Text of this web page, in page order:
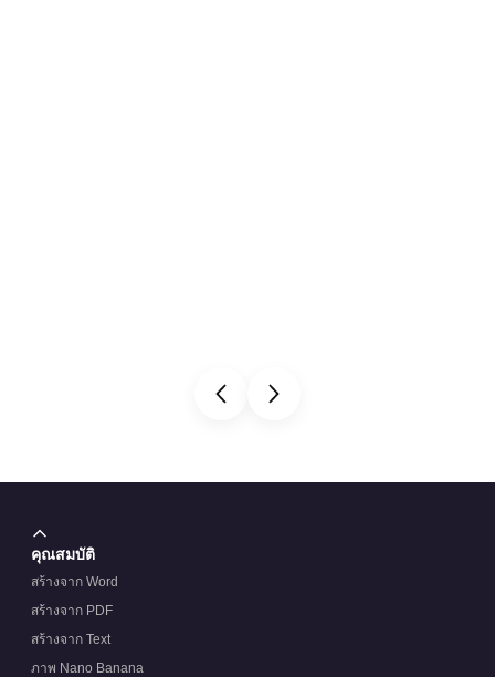
คุณสมบัติ
สร้างจาก Word
สร้างจาก PDF
สร้างจาก Text
ภาพ Nano Banana